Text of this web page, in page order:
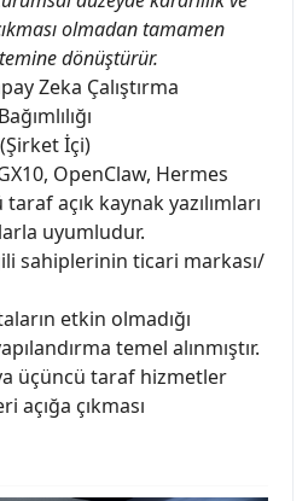
olmadan tamamen
dönüştürür.
Zeka Çalıştırma
İçi)
OpenClaw, Hermes
açık kaynak yazılımları
uyumludur.
sahiplerinin ticari markası/
etkin olmadığı
temel alınmıştır.
üçüncü taraf hizmetler
açığa çıkması